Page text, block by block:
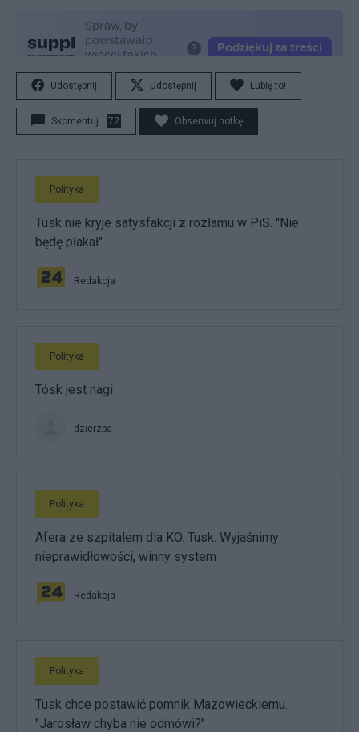
Udostępnij Udostępnij Lubię to!
Skomentuj 72 Obserwuj notkę
Polityka
Tusk nie kryje satysfakcji z rozłamu w PiS. "Nie
będę płakał"
Redakcja
Polityka
Tósk jest nagi
dzierzba
Polityka
Afera ze szpitalem dla KO. Tusk: Wyjaśnimy
nieprawidłowości, winny system
Redakcja
Polityka
Tusk chce postawić pomnik Mazowieckiemu.
"Jarosław chyba nie odmówi?"